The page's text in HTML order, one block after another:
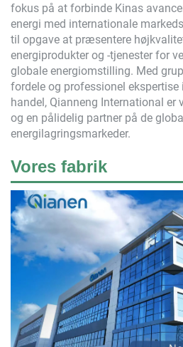
fokus på at forbinde Kinas
energi med internationale
til opgave at præsentere
energiprodukter og -tjenester for
globale energiomstilling. Med
fordele og professionel
handel, Qianneng International er
og en pålidelig partner på de
energilagringsmarkeder.
Vores fabrik